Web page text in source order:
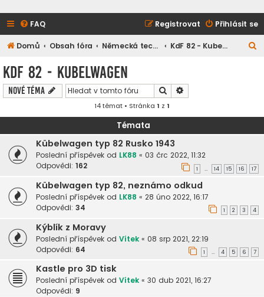
FAQ Přihlásit se
Registrovat
Domů Obsah fóra Německá technika KdF 82 - Kubelwagen
KdF 82 - Kubelwagen
Nové téma Hledat
14 témat • Stránka 1 z 1
Témata
Kübelwagen typ 82 Rusko 1943
Poslední příspěvek od LK88 « 03 črc 2022, 11:32
Odpovědi: 162 1 … 14 15 16 17
Kübelwagen typ 82, neznámo odkud
Poslední příspěvek od LK88 « 28 úno 2022, 16:17
Odpovědi: 34 1 2 3 4
Kýblík z Moravy
Poslední příspěvek od Vítek « 08 srp 2021, 22:19
Odpovědi: 64 1 … 4 5 6 7
Kastle pro 3D tisk
Poslední příspěvek od Vítek « 30 dub 2021, 16:27
Odpovědi: 9